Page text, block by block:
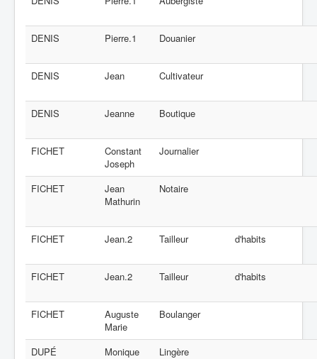
DENIS Pierre.1 Douanier
DENIS Jean Cultivateur
DENIS Jeanne Boutique
FICHET
Constant
Joseph
Journalier
FICHET
Jean
Mathurin
Notaire
FICHET Jean.2 Tailleur d'habits
FICHET Jean.2 Tailleur d'habits
FICHET
Auguste
Marie
Boulanger
DUPÉ Monique
Lingère